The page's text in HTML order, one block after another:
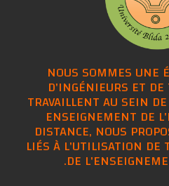
NOUS SOMMES UNE
D'INGÉNIEURS ET
TRAVAILLENT AU SEIN
ENSEIGNEMENT DE
DISTANCE, NOUS
LIÉS À L'UTILISATION DE
DE